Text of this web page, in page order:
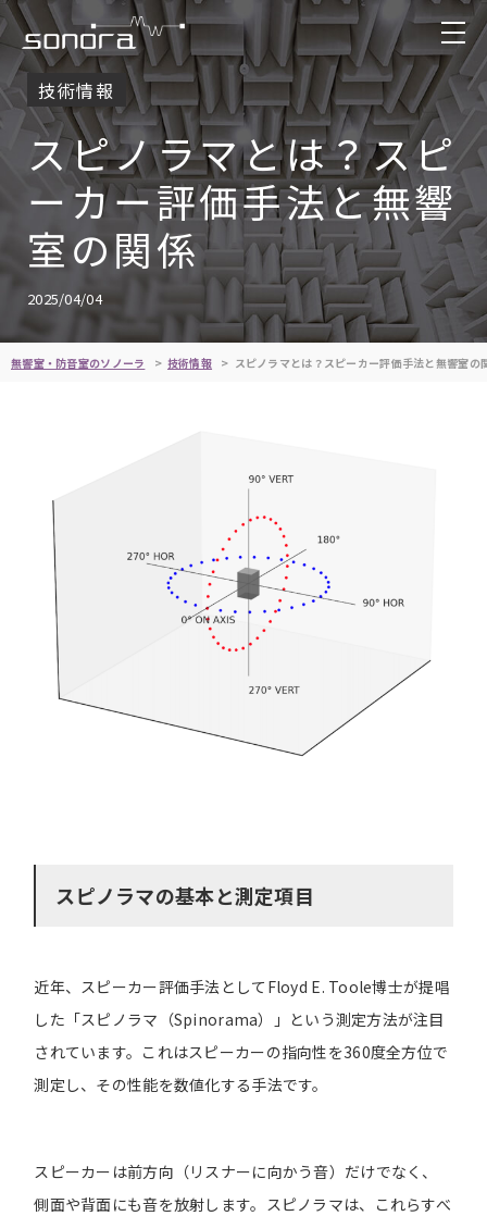
技術情報
スピノラマとは？スピ
ーカー評価手法と無響
室の関係
2025/04/04
無響室・防音室のソノーラ 技術情報 スピノラマとは？スピーカー評価手法と無響室の
スピノラマの基本と測定項目
近年、スピーカー評価手法としてFloyd E. Toole博士が提唱
した「スピノラマ（Spinorama）」という測定方法が注目
されています。これはスピーカーの指向性を360度全方位で
測定し、その性能を数値化する手法です。
スピーカーは前方向（リスナーに向かう音）だけでなく、
側面や背面にも音を放射します。スピノラマは、これらすべ